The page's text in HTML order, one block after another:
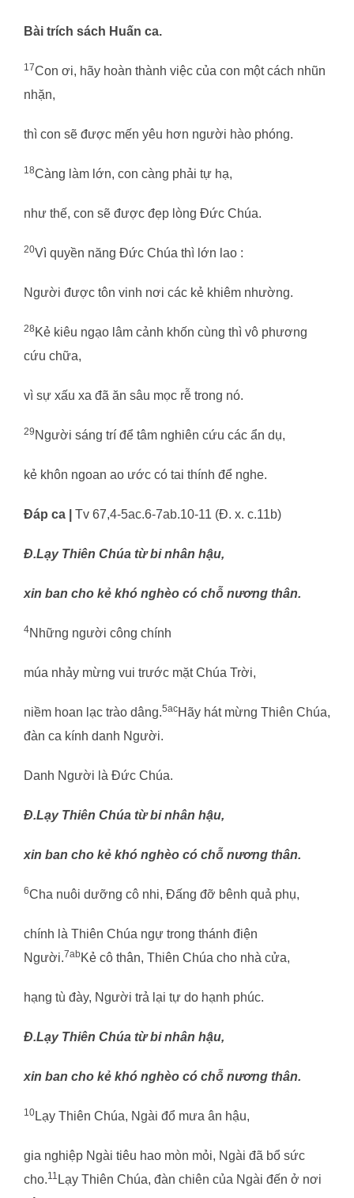
Bài trích sách Huấn ca.
17Con ơi, hãy hoàn thành việc của con một cách nhũn
nhặn,
thì con sẽ được mến yêu hơn người hào phóng.
18Càng làm lớn, con càng phải tự hạ,
như thế, con sẽ được đẹp lòng Đức Chúa.
20Vì quyền năng Đức Chúa thì lớn lao :
Người được tôn vinh nơi các kẻ khiêm nhường.
28 Kẻ kiêu ngạo lâm cảnh khốn cùng thì vô phương
cứu chữa,
vì sự xấu xa đã ăn sâu mọc rễ trong nó.
29 Người sáng trí để tâm nghiên cứu các ẩn dụ,
kẻ khôn ngoan ao ước có tai thính để nghe.
Đáp ca | Tv 67,4-5ac.6-7ab.10-11 (Đ. x. c.11b)
Đ.Lạy Thiên Chúa từ bi nhân hậu,
xin ban cho kẻ khó nghèo có chỗ nương thân.
4Những người công chính
múa nhảy mừng vui trước mặt Chúa Trời,
niềm hoan lạc trào dâng.5acHãy hát mừng Thiên Chúa,
đàn ca kính danh Người.
Danh Người là Đức Chúa.
Đ.Lạy Thiên Chúa từ bi nhân hậu,
xin ban cho kẻ khó nghèo có chỗ nương thân.
6Cha nuôi dưỡng cô nhi, Đấng đỡ bênh quả phụ,
chính là Thiên Chúa ngự trong thánh điện
Người.7abKẻ cô thân, Thiên Chúa cho nhà cửa,
hạng tù đày, Người trả lại tự do hạnh phúc.
Đ.Lạy Thiên Chúa từ bi nhân hậu,
xin ban cho kẻ khó nghèo có chỗ nương thân.
10 Lạy Thiên Chúa, Ngài đổ mưa ân hậu,
gia nghiệp Ngài tiêu hao mòn mỏi, Ngài đã bổ sức
cho.11 Lạy Thiên Chúa, đàn chiên của Ngài đến ở nơi